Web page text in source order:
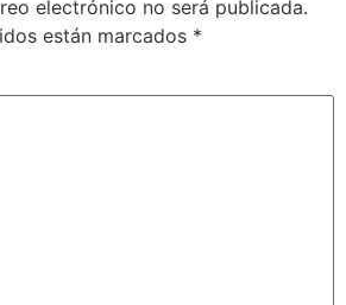
electrónico no será publicada.
están marcados *